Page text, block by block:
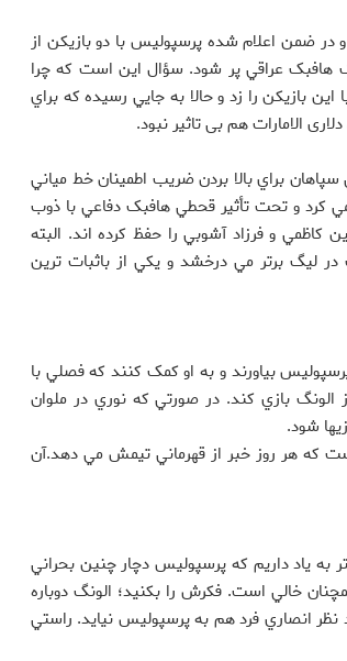
در ضمن اعلام شده پرسپوليس با دو بازيکن از
هافبک عراقي پر شود. سؤال اين است که چرا
قيد تمديد قرارداد با اين بازيکن را زد و حالا به جايي رسيده که براي
براي بالا بردن ضريب اطمينان خط مياني
کرد و تحت تأثير قحطي هافبک دفاعي با ذوب
و فرزاد آشوبي را حفظ کرده اند. البته
ليگ برتر مي درخشد و يکي از باثبات ترين
بیاورند و به او کمک کنند که فصلي با
بازي کند. در صورتي که نوري در ملوان
شود.
که هر روز خبر از قهرماني تيمش مي دهد.آن
مياني ليگ را دارد. از ابتداي دهه ۷۰ تا امروز، کمتر به ياد داريم که پرسپوليس دچار چنين بحراني
خالي است. فکرش را بکنيد؛ الونگ دوباره
انصاري فرد هم به پرسپوليس نيايد. راستي